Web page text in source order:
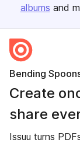
albums and
Bending
Create
share
Issuu turns